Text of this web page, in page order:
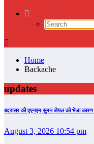
Home
Backache
updates
बदरासर की एएनएम सुमन बोयल को भेजा कारण
August 3, 2026 10:54 pm